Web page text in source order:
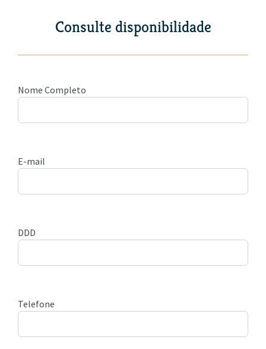
Consulte disponibilidade
Nome Completo
E-mail
DDD
Telefone